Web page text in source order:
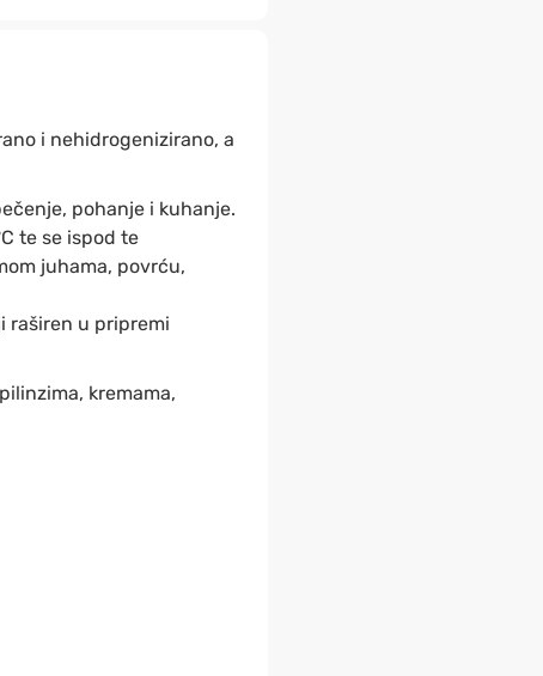
i nehidrogenizirano, a
pohanje i kuhanje.
te se ispod te
juhama, povrću,
raširen u pripremi
kremama,